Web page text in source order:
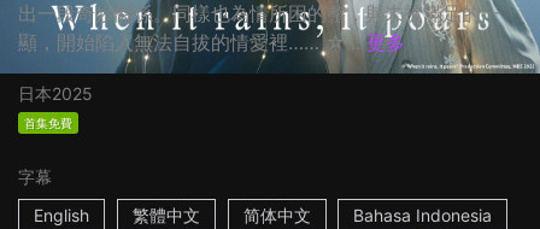
出一段奇妙關係。同樣也為情所困的整，與未被滿足的一
顯，開始陷入無法自拔的情愛裡…… ☆... 更多
日本2025
首集免費
字幕
English
繁體中文 简体中文 Bahasa Indonesia